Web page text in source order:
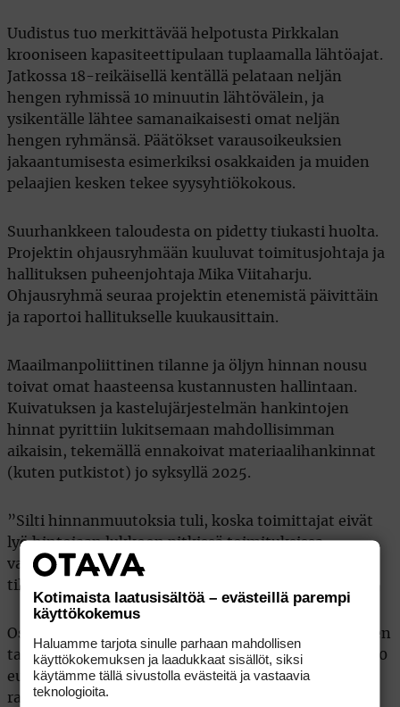
Uudistus tuo merkittävää helpotusta Pirkkalan
krooniseen kapasiteettipulaan tuplaamalla lähtöajat.
Jatkossa 18-reikäisellä kentällä pelataan neljän
hengen ryhmissä 10 minuutin lähtövälein, ja
ysikentälle lähtee samanaikaisesti omat neljän
hengen ryhmänsä. Päätökset varausoikeuksien
jakaantumisesta esimerkiksi osakkaiden ja muiden
pelaajien kesken tekee syysyhtiökokous.
Suurhankkeen taloudesta on pidetty tiukasti huolta.
Projektin ohjausryhmään kuuluvat toimitusjohtaja ja
hallituksen puheenjohtaja Mika Viitaharju.
Ohjausryhmä seuraa projektin etenemistä päivittäin
ja raportoi hallitukselle kuukausittain.
Maailmanpoliittinen tilanne ja öljyn hinnan nousu
toivat omat haasteensa kustannusten hallintaan.
Kuivatuksen ja kastelujärjestelmän hankintojen
hinnat pyrittiin lukitsemaan mahdollisimman
aikaisin, tekemällä ennakoivat materiaalihankinnat
(kuten putkistot) jo syksyllä 2025.
”Silti hinnanmuutoksia tuli, koska toimittajat eivät
lyö hintojaan lukkoon pitkissä toimituksissa,
varsinkaan golfkenttien kertaluontoistyyppisille
tilauksille”, Junni kertoo.
Osakkaat ovat kuitenkin seisoneet vahvasti hankkeen
takana. Suunnitteluvaiheessa osakkailta kerättiin 100
euroa, ja parhaillaan käynnissä olevassa
rakennusvaiheessa on laskutettu 1200 euron
Kotimaista laatusisältöä – evästeillä parempi
käyttökokemus
Haluamme tarjota sinulle parhaan mahdollisen
käyttökokemuksen ja laadukkaat sisällöt, siksi
käytämme tällä sivustolla evästeitä ja vastaavia
teknologioita.